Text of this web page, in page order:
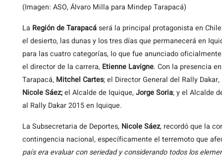
(Imagen: ASO, Álvaro Milla para Mindep Tarapacá)
La Región de Tarapacáserá la principal protagonista en
el desierto, las dunas y los tres días que permanecerá en
para las cuatro categorías, lo que fue anunciado
el director de la carrera, Etienne Lavigne. Con la presencia
Tarapacá, Mitchel Cartes; el Director General del Rally Dakar,
Nicole Sáez;el Alcalde de Iquique,Jorge Soria; y el Alcalde
al Rally Dakar 2015 en Iquique.
La Subsecretaria de Deportes, Nicole Sáez, recordó que la
contingencia nacional, específicamente el terremoto que
país era evaluar con seriedad y considerando todos los